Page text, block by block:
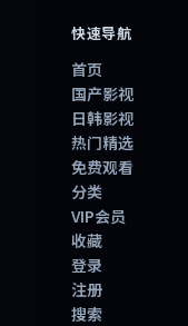
快速导航
首页
国产影视
日韩影视
热门精选
免费观看
分类
VIP会员
收藏
登录
注册
搜索